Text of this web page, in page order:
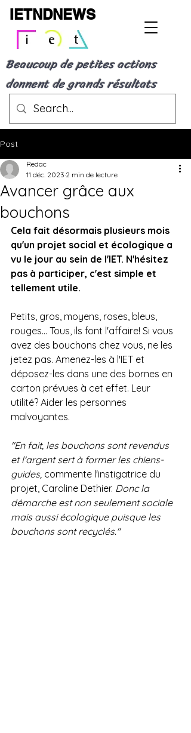
IETNDNEWS
Beaucoup de petites actions
donnent de grands résultats
Post
Avancer grâce aux
bouchons
Redac
11 déc. 2023 2 min de lecture
Cela fait désormais plusieurs mois
qu'un projet social et écologique a
vu le jour au sein de l'IET. N'hésitez
pas à participer, c'est simple et
tellement utile.
Petits, gros, moyens, roses, bleus,
rouges... Tous, ils font l'affaire! Si vous
avez des bouchons chez vous, ne les
jetez pas. Amenez-les à l'IET et
déposez-les dans une des bornes en
carton prévues à cet effet. Leur
utilité? Aider les personnes
malvoyantes.
"En fait, les bouchons sont revendus
et l'argent sert à former les chiens-
guides, commente l'instigatrice du
projet, Caroline Dethier. Donc la
démarche est non seulement sociale
mais aussi écologique puisque les
bouchons sont recyclés."